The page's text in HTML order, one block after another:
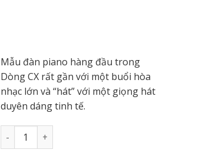
Mẫu đàn piano hàng đầu trong
Dòng CX rất gần với một buổi hòa
nhạc lớn và “hát” với một giọng hát
duyên dáng tinh tế.
Grand Piano Yamaha C7X (NEW) số lượng